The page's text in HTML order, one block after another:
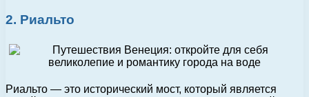
2. Риальто
Риальто — это исторический мост, который является